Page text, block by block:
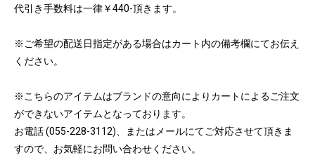
代引き手数料は一律￥440-頂きます。
※ご希望の配送日指定がある場合はカート内の備考欄にてお伝え
ください。
※こちらのアイテムはブランドの意向によりカートによるご注文
ができないアイテムとなっております。
お電話 (055-228-3112)、またはメールにてご対応させて頂きま
すので、お気軽にお問い合わせください。